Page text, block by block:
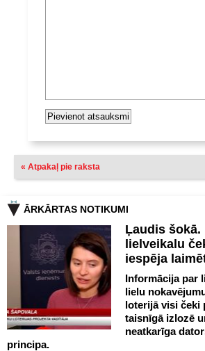
« Atpakaļ pie raksta
ĀRKĀRTAS NOTIKUMI
Ļaudis
lielveikalu
iespēja
Informācija par
lielu
loterijā visi čeki
taisnīgā izlozē
neatkarīga
principa.